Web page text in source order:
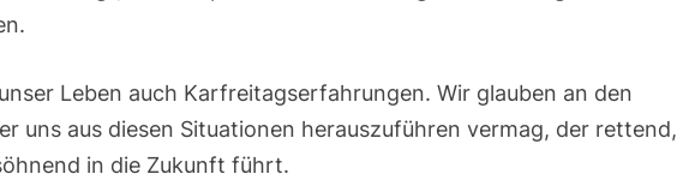
Leben auch Karfreitagserfahrungen. Wir glauben an den
uns aus diesen Situationen herauszuführen vermag, der rettend,
in die Zukunft führt.